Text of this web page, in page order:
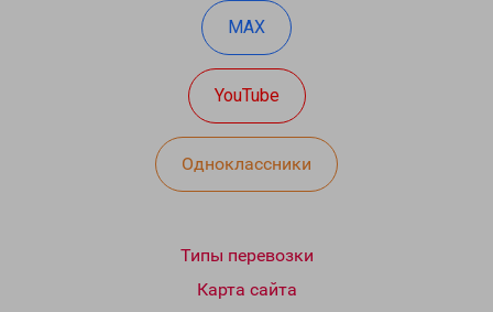
MAX
YouTube
Одноклассники
Типы перевозки
Карта сайта